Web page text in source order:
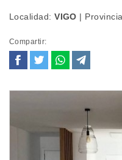
Localidad:VIGO |
Compartir: